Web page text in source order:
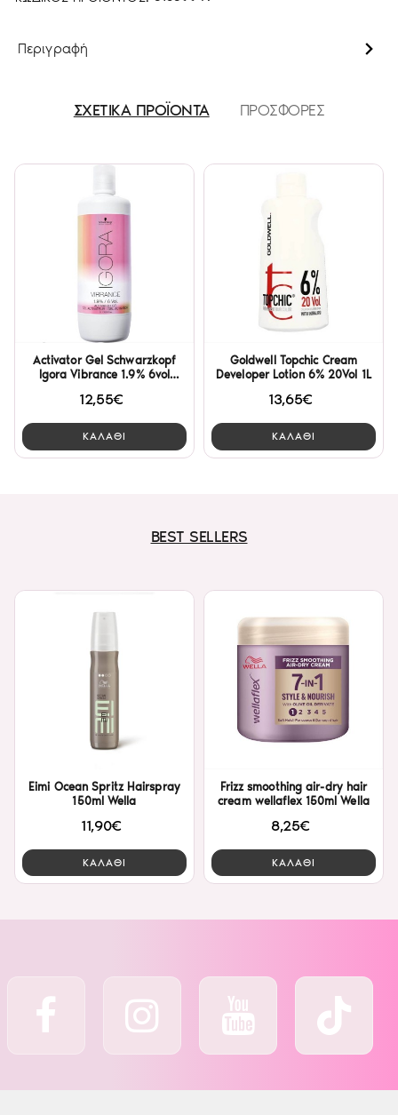
Περιγραφή
ΣΧΕΤΙΚΑ ΠΡΟΪΟΝΤΑ ΠΡΟΣΦΟΡΕΣ
Activator Gel Schwarzkopf
Igora Vibrance 1.9% 6vol
12,55€
ΚΑΛΑΘΙ
Goldwell Topchic Cream
Developer Lotion 6% 20Vol 1L
13,65€
ΚΑΛΑΘΙ
BEST SELLERS
Eimi Ocean Spritz Hairspray
150ml Wella
11,90€
ΚΑΛΑΘΙ
Frizz smoothing air-dry hair
cream wellaflex 150ml Wella
8,25€
ΚΑΛΑΘΙ